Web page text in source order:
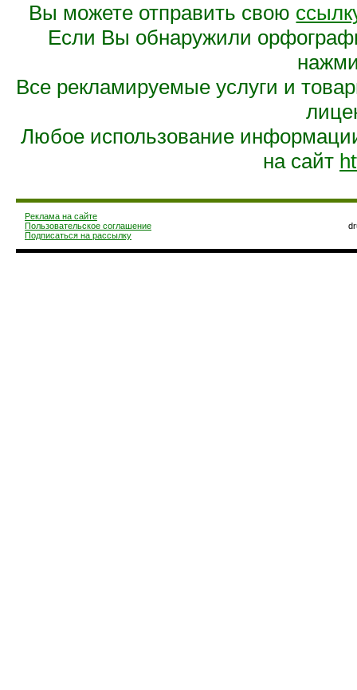
Вы можете отправить свою
Если Вы обнаружили
Все рекламируемые услуги и
Любое использование
на сайт
Реклама на сайте
Пользовательское соглашение
Подписаться на рассылку